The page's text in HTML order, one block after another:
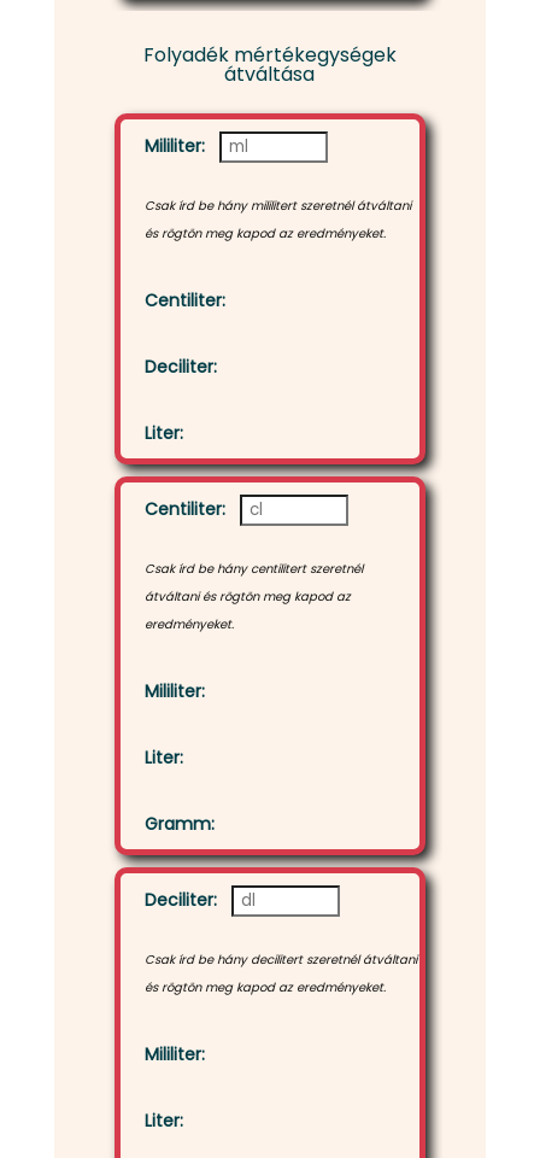
Folyadék mértékegységek
átváltása
Mililiter:
Csak írd be hány mililitert szeretnél átváltani
és rögtön meg kapod az eredményeket.
Centiliter:
Deciliter:
Liter:
Centiliter:
Csak írd be hány centilitert szeretnél
átváltani és rögtön meg kapod az
eredményeket.
Mililiter:
Liter:
Gramm:
Deciliter:
Csak írd be hány decilitert szeretnél átváltani
és rögtön meg kapod az eredményeket.
Mililiter:
Liter: